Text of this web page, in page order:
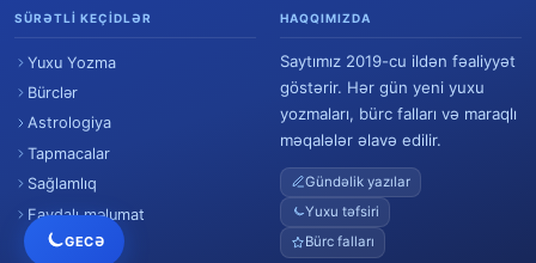
GECƏ
SÜRƏTLI KEÇIDLƏR
Yuxu Yozma
Bürclər
Astrologiya
Tapmacalar
Sağlamlıq
Faydalı məlumat
HAQQIMIZDA
Saytımız 2019-cu ildən fəaliyyət
göstərir. Hər gün yeni yuxu
yozmaları, bürc falları və maraqlı
məqalələr əlavə edilir.
Gündəlik yazılar
Yuxu təfsiri
Bürc falları